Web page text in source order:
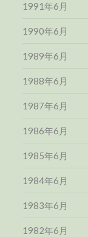
1991年6月
1990年6月
1989年6月
1988年6月
1987年6月
1986年6月
1985年6月
1984年6月
1983年6月
1982年6月